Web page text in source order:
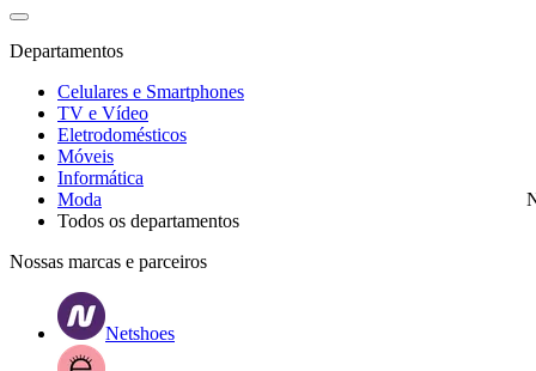
Departamentos
Celulares e Smartphones
TV e Vídeo
Eletrodomésticos
Móveis
Informática
Moda
Todos os departamentos
Nossas marcas e parceiros
Netshoes